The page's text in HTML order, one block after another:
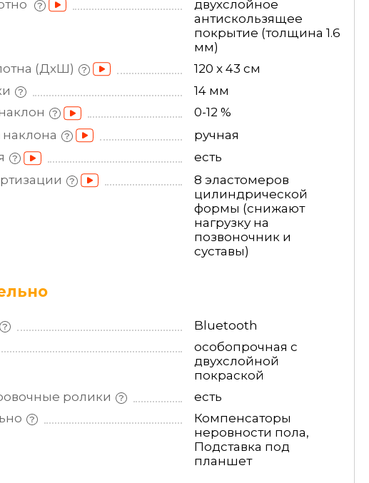
двухслойное
антискользящее
покрытие (толщина 1.6
мм)
(ДхШ)
120 x 43 см
14 мм
0-12 %
наклона
ручная
есть
8 эластомеров
цилиндрической
формы (снижают
нагрузку на
позвоночник и
суставы)
Bluetooth
особопрочная с
двухслойной
покраской
ролики
есть
Компенсаторы
неровности пола,
Подставка под
планшет